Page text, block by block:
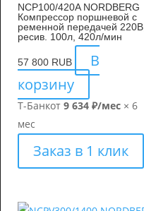
NCP100/420A NORDBERG
Компрессор поршневой с
ременной передачей 220В,
ресив. 100л, 420л/мин
57 800 RUB
В
корзину
Т-Банкот 9 634 ₽/мес × 6
мес
Заказ в 1 клик